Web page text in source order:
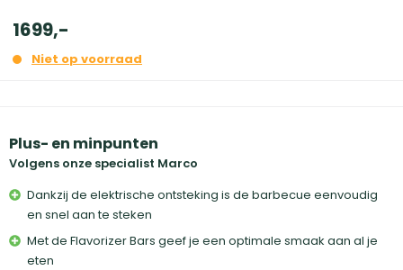
1699,-
Niet op voorraad
Plus- en minpunten
Volgens onze specialist Marco
Dankzij de elektrische ontsteking is de barbecue eenvoudig
en snel aan te steken
Met de Flavorizer Bars geef je een optimale smaak aan al je
eten